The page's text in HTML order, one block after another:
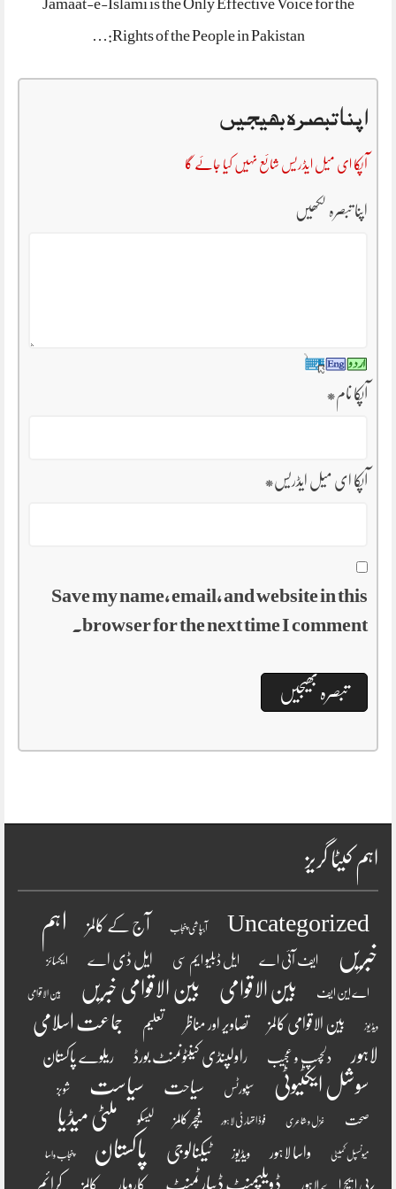
Jamaat-e-Islami is the Only Effective Voice for the
Rights of the People in Pakistan:…
اپنا تبصرہ بھیجیں
آپکا ای میل ایڈریس شائع نہیں کیا جائے گا
اپنا تبصرہ لکھیں
آپکا نام*
آپکا ای میل ایڈریس*
Save my name, email, and website in this
browser for the next time I comment.
اہم کیٹا گریز
Uncategorized آبپاشی پنجاب آج کے کالمز
اہم
خبریں
ایف آئی اے ایل ڈبلیو ایم سی ایل ڈی اے ایکسائز
اے این ایف بین الاقوامی بین الاقوامی خبریں بین الاقوامی
ویڈیوز بین الاقوامی کالمز تصاویر اور مناظر تعلیم
جماعت اسلامی
لاہور
دلچسپ و عجیب راولپنڈی کینٹونمنٹ بورڈ ریلوے پاکستان
سوشل ایکٹیوٹی سپورٹس سیاحت سیاست شوبز
صحت غزل و شاعری فوڈ اتھارٹی لاہور فیچر کالمز لیسکو ملٹی میڈیا
میونسپل کمیٹی واسا لاہور ویڈیوز ٹیکنالوجی پاکستان پنجاب واسا
پی ایچ اے لاہور ڈویلپمنٹ ڈیپارٹمنٹ کاروبار کالمز کرائم